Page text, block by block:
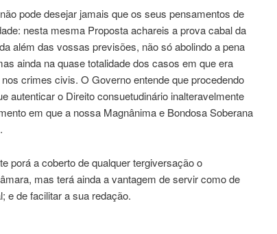
pode desejar jamais que os seus pensamentos de
nesta mesma Proposta achareis a prova cabal da
além das vossas previsões, não só abolindo a pena
ainda na quase totalidade dos casos em que era
crimes civis. O Governo entende que procedendo
autenticar o Direito consuetudinário inalteravelmente
em que a nossa Magnânima e Bondosa Soberana
porá a coberto de qualquer tergiversação o
mas terá ainda a vantagem de servir como de
e de facilitar a sua redação.